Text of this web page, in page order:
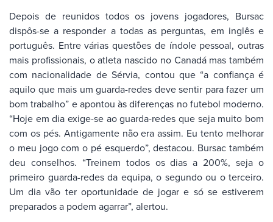
Depois de reunidos todos os jovens jogadores, Bursac
dispôs-se a responder a todas as perguntas, em inglês e
português. Entre várias questões de índole pessoal, outras
mais profissionais, o atleta nascido no Canadá mas também
com nacionalidade de Sérvia, contou que “a confiança é
aquilo que mais um guarda-redes deve sentir para fazer um
bom trabalho” e apontou às diferenças no futebol moderno.
“Hoje em dia exige-se ao guarda-redes que seja muito bom
com os pés. Antigamente não era assim. Eu tento melhorar
o meu jogo com o pé esquerdo”, destacou. Bursac também
deu conselhos. “Treinem todos os dias a 200%, seja o
primeiro guarda-redes da equipa, o segundo ou o terceiro.
Um dia vão ter oportunidade de jogar e só se estiverem
preparados a podem agarrar”, alertou.